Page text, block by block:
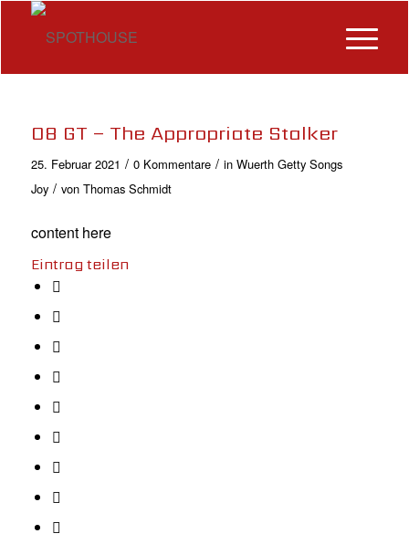
08 GT – The Appropriate Stalker
25. Februar 2021 / 0 Kommentare / inWuerth Getty Songs
Joy / vonThomas Schmidt
content here
Eintrag teilen